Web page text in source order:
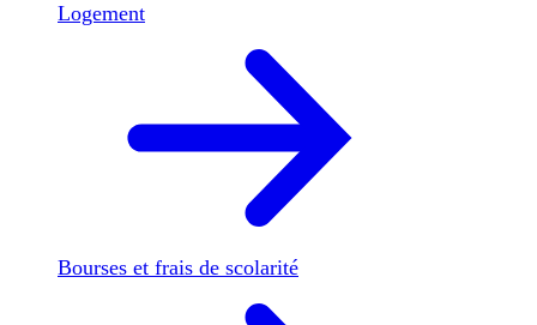
Logement
Bourses et frais de scolarité